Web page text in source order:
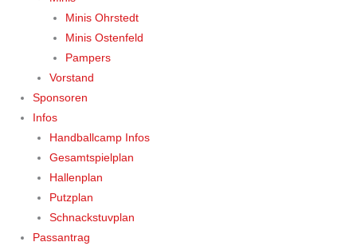
Minis Ohrstedt
Minis Ostenfeld
Pampers
Vorstand
Sponsoren
Infos
Handballcamp Infos
Gesamtspielplan
Hallenplan
Putzplan
Schnackstuvplan
Passantrag